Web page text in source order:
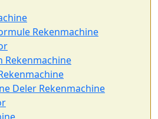
Rekenmachine
Rekenmachine
Deler Rekenmachine